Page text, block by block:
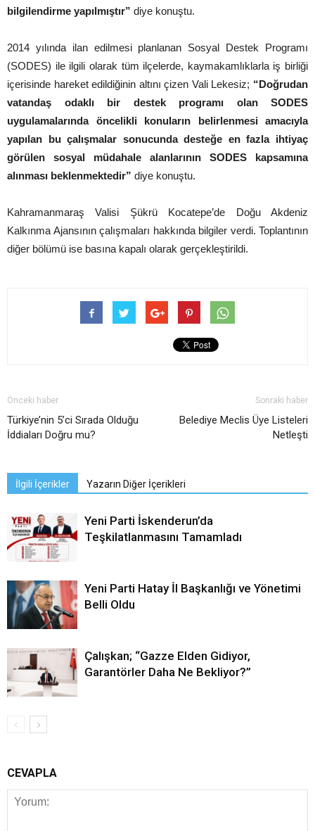
bilgilendirme yapılmıştır” diye konuştu.
2014 yılında ilan edilmesi planlanan Sosyal Destek Programı
(SODES) ile ilgili olarak tüm ilçelerde, kaymakamlıklarla iş birliği
içerisinde hareket edildiğinin altını çizen Vali Lekesiz; “Doğrudan
vatandaş odaklı bir destek programı olan SODES
uygulamalarında öncelikli konuların belirlenmesi amacıyla
yapılan bu çalışmalar sonucunda desteğe en fazla ihtiyaç
görülen sosyal müdahale alanlarının SODES kapsamına
alınması beklenmektedir” diye konuştu.
Kahramanmaraş Valisi Şükrü Kocatepe’de Doğu Akdeniz
Kalkınma Ajansının çalışmaları hakkında bilgiler verdi. Toplantının
diğer bölümü ise basına kapalı olarak gerçekleştirildi.
Önceki haber
Türkiye’nin 5’ci Sırada Olduğu
İddiaları Doğru mu?
Sonraki haber
Belediye Meclis Üye Listeleri
Netleşti
İlgili İçerikler Yazarın Diğer İçerikleri
Yeni Parti İskenderun’da
Teşkilatlanmasını Tamamladı
Yeni Parti Hatay İl Başkanlığı ve Yönetimi
Belli Oldu
Çalışkan; “Gazze Elden Gidiyor,
Garantörler Daha Ne Bekliyor?”
CEVAPLA